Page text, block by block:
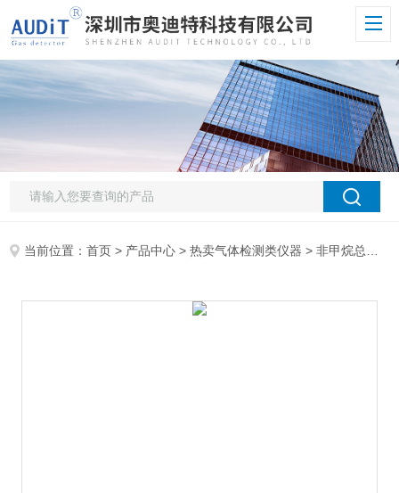
当前位置：首页 > 产品中心 >热卖气体检测类仪器 >非甲烷总烃检测仪